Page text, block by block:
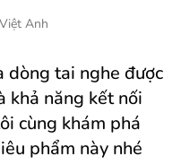
Anh
dòng tai nghe được
khả năng kết nối
cùng khám phá
phẩm này nhé